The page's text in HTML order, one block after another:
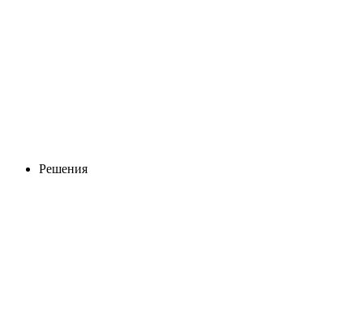
Решения